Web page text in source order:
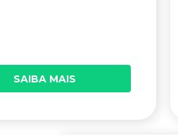
SAIBA MAIS